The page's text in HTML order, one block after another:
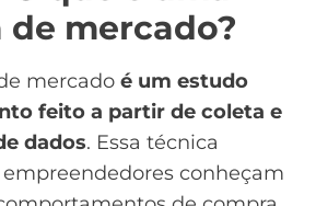
de mercado?
mercado é um estudo
feito a partir de coleta e
dados. Essa técnica
conheçam